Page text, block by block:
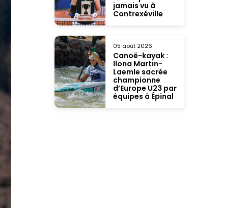
jamais vu à
Contrexéville
05 août 2026
Canoë-kayak :
Ilona Martin-
Laemle sacrée
championne
d’Europe U23 par
équipes à Épinal